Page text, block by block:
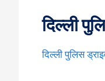
दिल्ली
दिल्ली पुलिस